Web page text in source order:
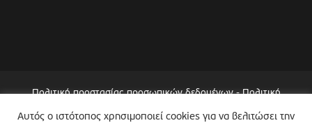
Πολιτική προστασίας προσωπικών δεδομένων-Πολιτική
Επεξεργασίας Δεδομένων μέσω Συστήματος Βιντεοεπιτήρησης
Αυτός ο ιστότοπος χρησιμοποιεί cookies για να βελιτώσει την